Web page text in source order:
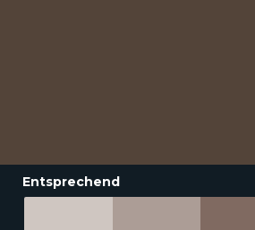
Entsprechend